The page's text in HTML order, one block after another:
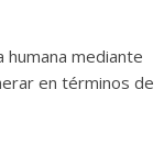
humana mediante
en términos de